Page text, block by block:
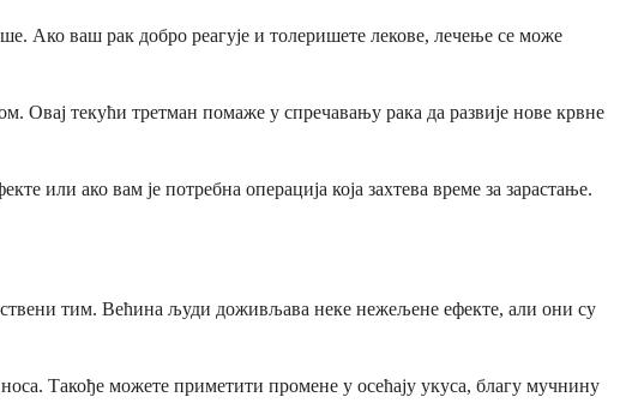
Ако ваш рак добро реагује и толеришете лекове, лечење се може
Овај текући третман помаже у спречавању рака да развије нове крвне
или ако вам је потребна операција која захтева време за зарастање.
тим. Већина људи доживљава неке нежељене ефекте, али они су
Такође можете приметити промене у осећају укуса, благу мучнину